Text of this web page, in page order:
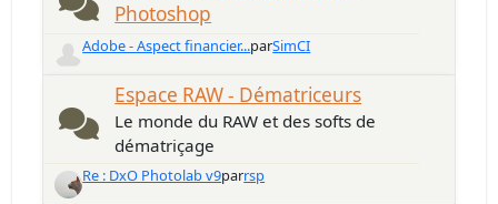
Photoshop
Adobe - Aspect financier...parSimCI
Espace RAW - Dématriceurs
Le monde du RAW et des softs de
dématriçage
Re : DxO Photolab v9parrsp